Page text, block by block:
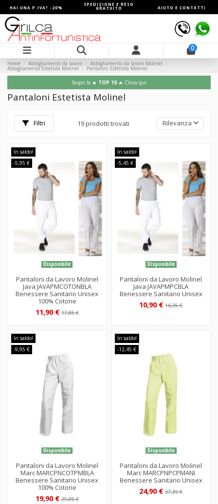
HAI UNA P.IVA? -20%
SPEDIZIONE E RESO
GRATUITO AIUTO E CONTATTI
0
Home Abbigliamento da lavoro Abbigliamento da lavoro Molinel
Abbigliamento Estetista Molinel Pantaloni Estetista Molinel
Scopri la 🔥 TOP 10 🔥 Clicca qui
Pantaloni Estetista Molinel
Filtri 19 prodotti trovati Rilevanza
In saldo!
-5,95 €
Disponibile
Pantaloni da Lavoro Molinel
Java JAVAPMCOTONBLA
Benessere Sanitario Unisex
100% Cotone
11,90 €17,85 €
In saldo!
-5,45 €
Disponibile
Pantaloni da Lavoro Molinel
Java JAVAPMPCBLA
Benessere Sanitario Unisex
10,90 €16,35 €
In saldo!
-9,95 €
Disponibile
Pantaloni da Lavoro Molinel
Marc MARCPNCOTPMBLA
Benessere Sanitario Unisex
100% Cotone
19,90 €29,85 €
In saldo!
-12,45 €
Disponibile
Pantaloni da Lavoro Molinel
Marc MARCPNPCPMANI
Benessere Sanitario Unisex
24,90 €37,35 €